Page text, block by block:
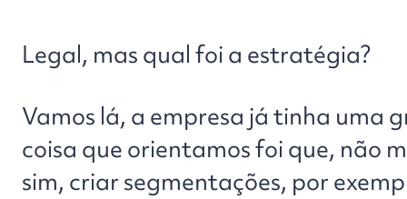
Legal, mas qual foi a estratégia?
Vamos lá, a empresa já tinha uma
coisa que orientamos foi que, não
sim, criar segmentações, por